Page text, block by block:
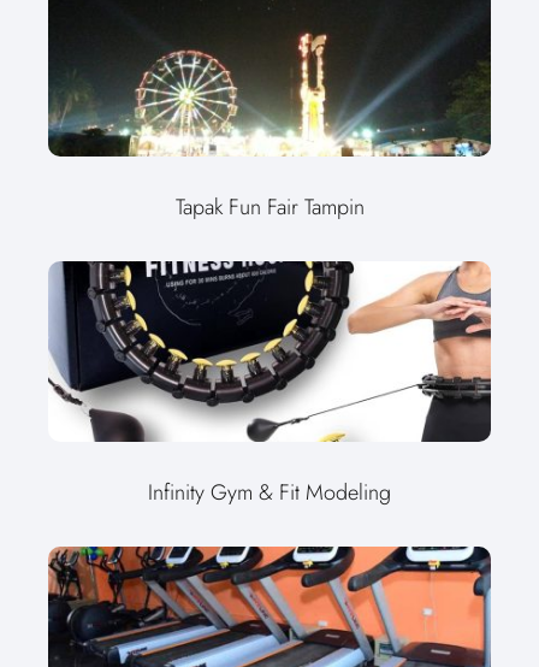
Tapak Fun Fair Tampin
Infinity Gym & Fit Modeling